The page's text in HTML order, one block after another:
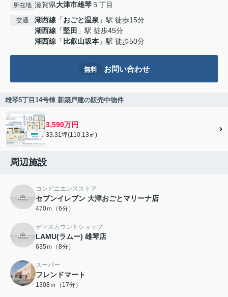
所在地 滋賀県大津市雄琴５丁目
交通 湖西線 「おごと温泉 」駅 徒歩15分
湖西線 「堅田 」駅 徒歩45分
湖西線 「 比叡山坂本 」駅 徒歩50分
無料 お問い合わせ
雄琴5丁目14号棟 新築戸建の販売中物件
3,590万円
33.31坪(110.13㎡)
周辺施設
コンビニエンスストア
セブンイレブン 大津おごとマリーナ店
470ｍ（6分）
ディスカウントショップ
LAMU(ラムー) 雄琴店
635ｍ（8分）
スーパー
フレンドマート
1308ｍ（17分）